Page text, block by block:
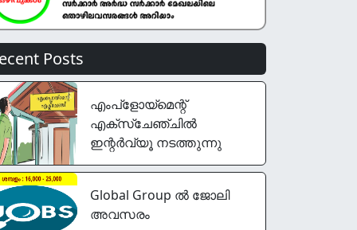
Posts
എംപ്‌ളോയ്‌മെന്റ്
എക്‌സ്‌ചേഞ്ചില്‍
ഇന്റർവ്യൂ നടത്തുന്നു
Global Group ൽ ജോലി
അവസരം